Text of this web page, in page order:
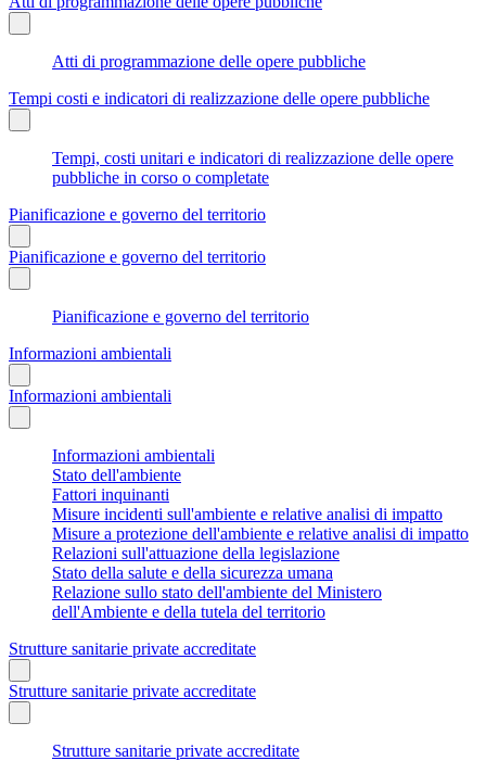
Atti di programmazione delle opere pubbliche
Tempi costi e indicatori di realizzazione delle opere pubbliche
Tempi, costi unitari e indicatori di realizzazione delle opere
pubbliche in corso o completate
Pianificazione e governo del territorio
Pianificazione e governo del territorio
Pianificazione e governo del territorio
Informazioni ambientali
Informazioni ambientali
Informazioni ambientali
Stato dell'ambiente
Fattori inquinanti
Misure incidenti sull'ambiente e relative analisi di impatto
Misure a protezione dell'ambiente e relative analisi di impatto
Relazioni sull'attuazione della legislazione
Stato della salute e della sicurezza umana
Relazione sullo stato dell'ambiente del Ministero
dell'Ambiente e della tutela del territorio
Strutture sanitarie private accreditate
Strutture sanitarie private accreditate
Strutture sanitarie private accreditate